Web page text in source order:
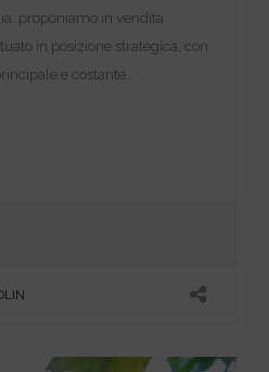
proponiamo in vendita
in posizione strategica, con
e costante…